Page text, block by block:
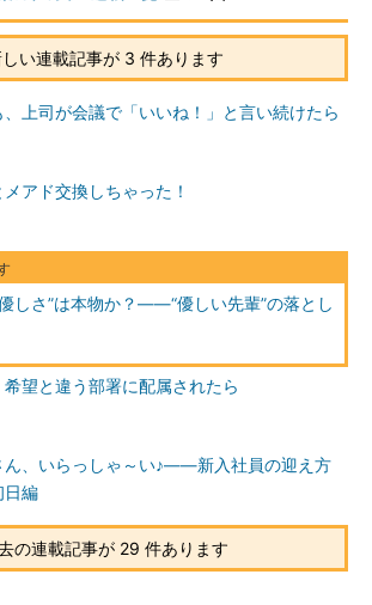
しい連載記事が 3 件あります
、上司が会議で「いいね！」と言い続けたら
アド交換しちゃった！
しさ”は本物か？――“優しい先輩”の落とし
希望と違う部署に配属されたら
ん、いらっしゃ～い♪――新入社員の迎え方
日編
の連載記事が 29 件あります